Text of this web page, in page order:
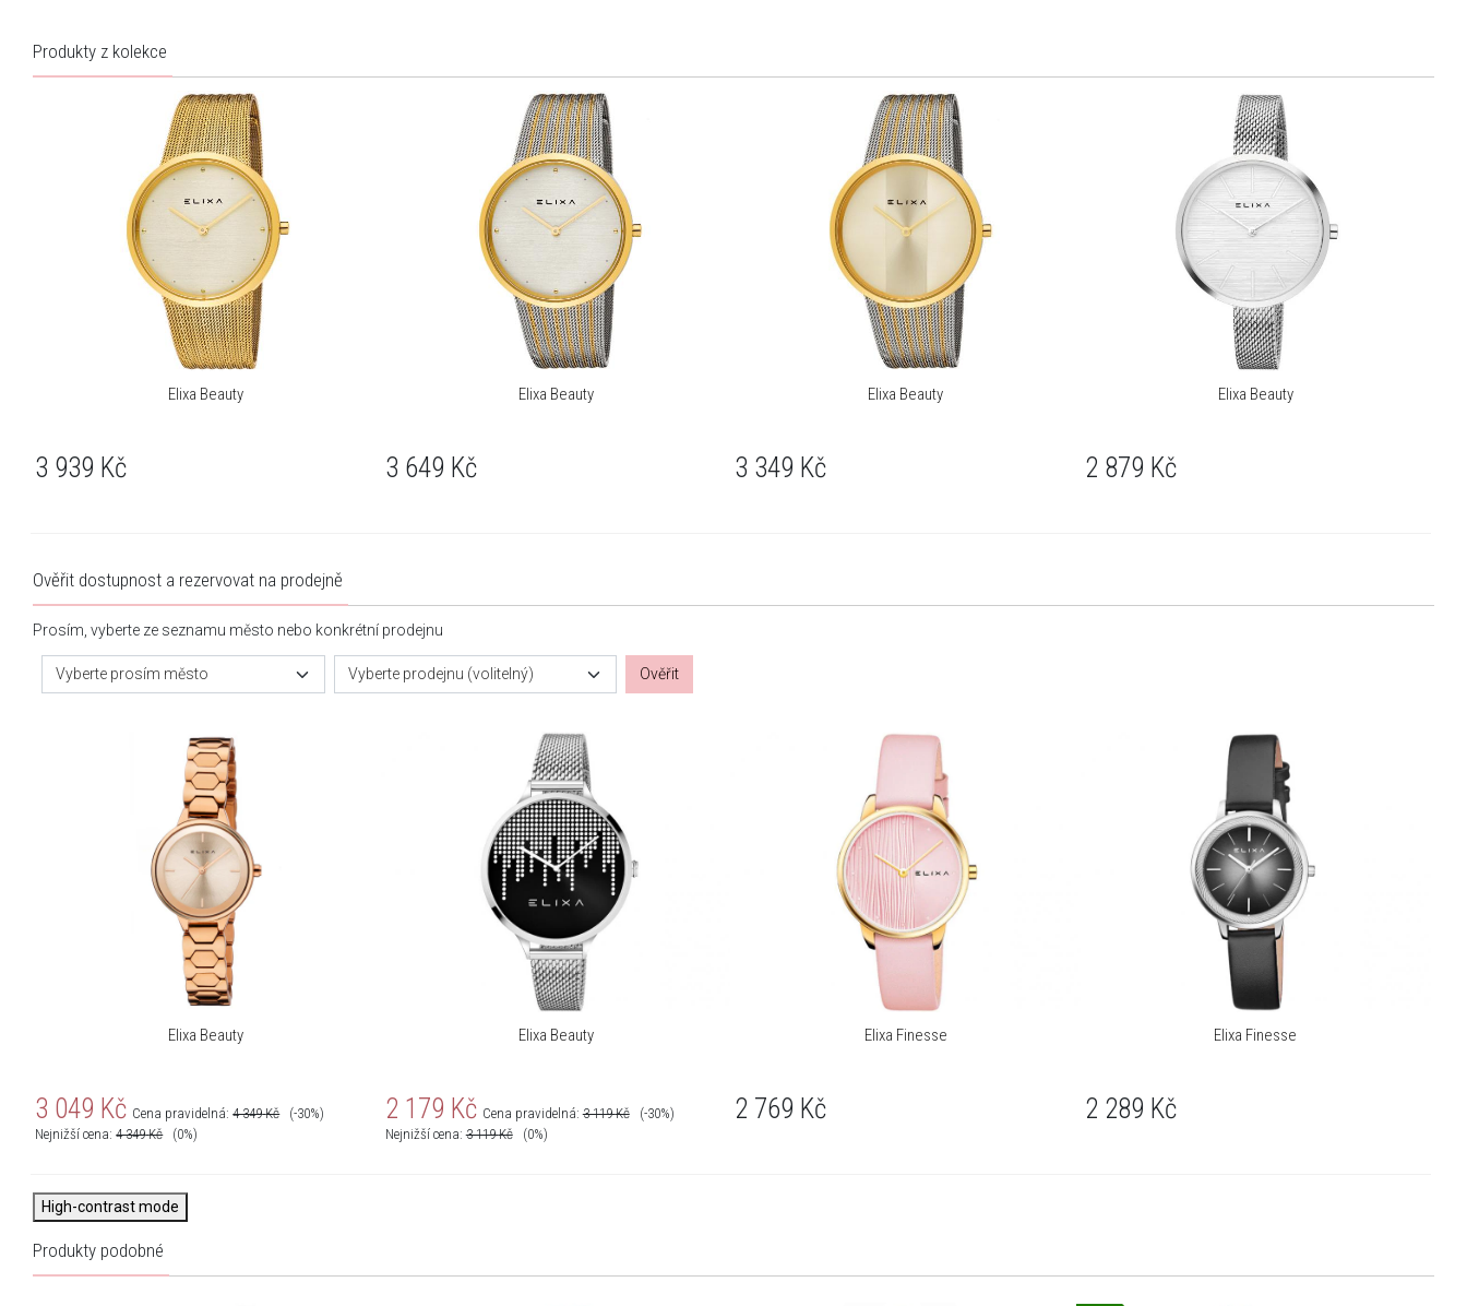
Produkty z kolekce
Elixa Beauty
3 939 Kč
Elixa Beauty
3 649 Kč
Elixa Beauty
3 349 Kč
Elixa Beauty
2 879 Kč
Ověřit dostupnost a rezervovat na prodejně
Prosím, vyberte ze seznamu město nebo konkrétní prodejnu
Vyberte prosím město Vyberte prodejnu (volitelný) Ověřit
Elixa Beauty
3 049 Kč Cena pravidelná:4 349 Kč
(-30%)
Nejnižší cena:4 349 Kč (0%)
Elixa Beauty
2 179 Kč Cena pravidelná:3 119 Kč
(-30%)
Nejnižší cena:3 119 Kč (0%)
Elixa Finesse
2 769 Kč
Elixa Finesse
2 289 Kč
High-contrast mode
Produkty podobné